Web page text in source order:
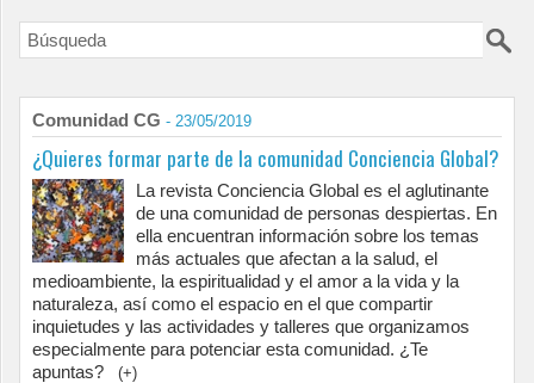
Comunidad CG - 23/05/2019
¿Quieres formar parte de la comunidad Conciencia Global?
La revista Conciencia Global es el aglutinante
de una comunidad de personas despiertas. En
ella encuentran información sobre los temas
más actuales que afectan a la salud, el
medioambiente, la espiritualidad y el amor a la vida y la
naturaleza, así como el espacio en el que compartir
inquietudes y las actividades y talleres que organizamos
especialmente para potenciar esta comunidad. ¿Te
apuntas?
(+)